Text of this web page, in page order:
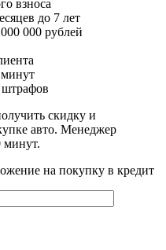
взноса
до 7 лет
000 рублей
скидку и
авто. Менеджер
минут.
на покупку в кредит